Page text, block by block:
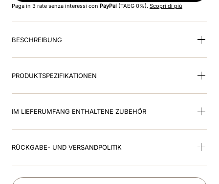
9.visor
10.kep nero
Paga in 3 rate senza interessi con PayPal (TAEG 0%). Scopri di più
BESCHREIBUNG
PRODUKTSPEZIFIKATIONEN
IM LIEFERUMFANG ENTHALTENE ZUBEHÖR
RÜCKGABE- UND VERSANDPOLITIK